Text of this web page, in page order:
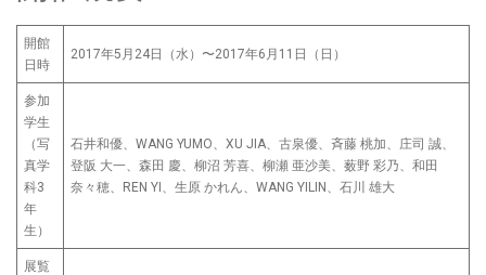
開館
日時
2017年5月24日（水）〜2017年6月11日（日）
参加
学生
（写
真学
科3
年
生）
石井和優、WANG YUMO、XU JIA、古泉優、斉藤 桃加、庄司 誠、
登阪 大一、森田 慶、柳沼 芳喜、柳瀬 亜沙美、薮野 彩乃、和田
奈々穂、REN YI、生原 かれん、WANG YILIN、石川 雄大
展覧